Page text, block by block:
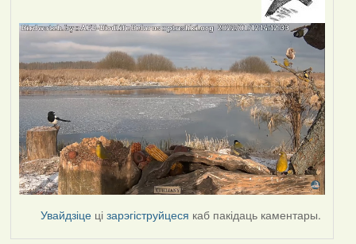
Увайдзіце цізарэгіструйцеся каб пакідаць каментары.